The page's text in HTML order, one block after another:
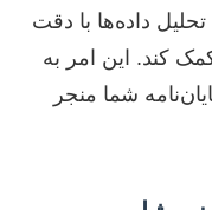
داده‌ها با دقت
کمک کند. این امر به
شما منجر